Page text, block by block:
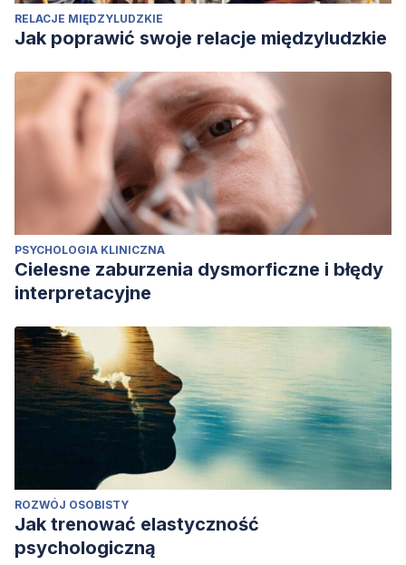
RELACJE MIĘDZYLUDZKIE
Jak poprawić swoje relacje międzyludzkie
PSYCHOLOGIA KLINICZNA
Cielesne zaburzenia dysmorficzne i błędy
interpretacyjne
ROZWÓJ OSOBISTY
Jak trenować elastyczność
psychologiczną